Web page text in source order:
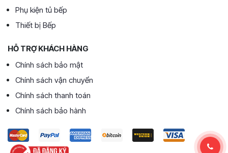
Phụ kiện tủ bếp
Thiết bị Bếp
HỖ TRỢ KHÁCH HÀNG
Chính sách bảo mật
Chính sách vận chuyển
Chính sách thanh toán
Chính sách bảo hành